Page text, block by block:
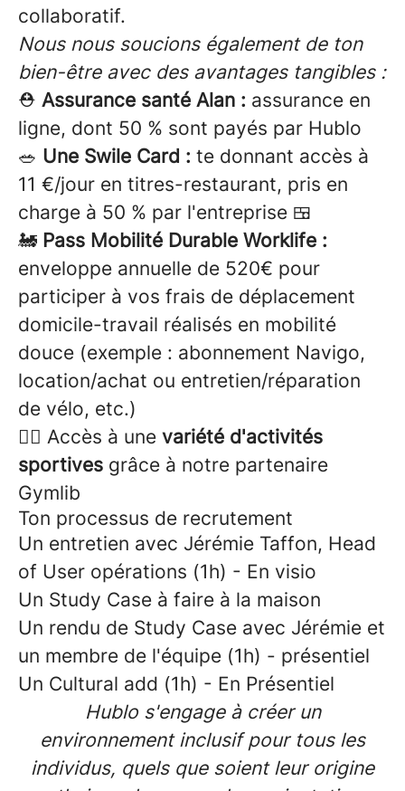
collaboratif.
Nous nous soucions également de ton
bien-être avec des avantages tangibles :
⛑️ Assurance santé Alan : assurance en
ligne, dont 50 % sont payés par Hublo
🥗 Une Swile Card : te donnant accès à
11 €/jour en titres-restaurant, pris en
charge à 50 % par l'entreprise 🍱
🚂 Pass Mobilité Durable Worklife :
enveloppe annuelle de 520€ pour
participer à vos frais de déplacement
domicile-travail réalisés en mobilité
douce (exemple : abonnement Navigo,
location/achat ou entretien/réparation
de vélo, etc.)
🏋️‍♂️ Accès à une variété d'activités
sportives grâce à notre partenaire
Gymlib
Ton processus de recrutement
Un entretien avec Jérémie Taffon, Head
of User opérations (1h) - En visio
Un Study Case à faire à la maison
Un rendu de Study Case avec Jérémie et
un membre de l'équipe (1h) - présentiel
Un Cultural add (1h) - En Présentiel
Hublo s'engage à créer un
environnement inclusif pour tous les
individus, quels que soient leur origine